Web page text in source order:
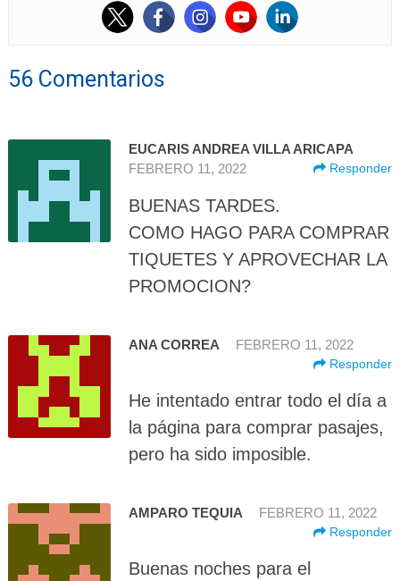
56 Comentarios
EUCARIS ANDREA VILLA ARICAPA
FEBRERO 11, 2022
Responder
BUENAS TARDES.
COMO HAGO PARA COMPRAR
TIQUETES Y APROVECHAR LA
PROMOCION?
ANA CORREA FEBRERO 11, 2022
Responder
He intentado entrar todo el día a
la página para comprar pasajes,
pero ha sido imposible.
AMPARO TEQUIA FEBRERO 11, 2022
Responder
Buenas noches para el